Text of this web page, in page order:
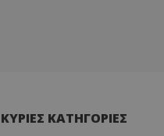
ΚΥΡΙΕΣ ΚΑΤΗΓΟΡΙΕΣ